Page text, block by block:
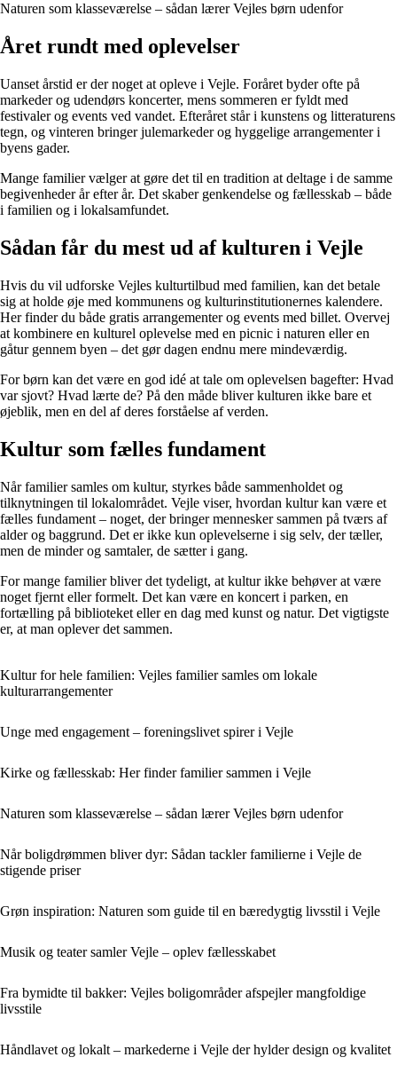
Naturen som klasseværelse – sådan lærer Vejles børn udenfor
Året rundt med oplevelser
Uanset årstid er der noget at opleve i Vejle. Foråret byder ofte på
markeder og udendørs koncerter, mens sommeren er fyldt med
festivaler og events ved vandet. Efteråret står i kunstens og litteraturens
tegn, og vinteren bringer julemarkeder og hyggelige arrangementer i
byens gader.
Mange familier vælger at gøre det til en tradition at deltage i de samme
begivenheder år efter år. Det skaber genkendelse og fællesskab – både
i familien og i lokalsamfundet.
Sådan får du mest ud af kulturen i Vejle
Hvis du vil udforske Vejles kulturtilbud med familien, kan det betale
sig at holde øje med kommunens og kulturinstitutionernes kalendere.
Her finder du både gratis arrangementer og events med billet. Overvej
at kombinere en kulturel oplevelse med en picnic i naturen eller en
gåtur gennem byen – det gør dagen endnu mere mindeværdig.
For børn kan det være en god idé at tale om oplevelsen bagefter: Hvad
var sjovt? Hvad lærte de? På den måde bliver kulturen ikke bare et
øjeblik, men en del af deres forståelse af verden.
Kultur som fælles fundament
Når familier samles om kultur, styrkes både sammenholdet og
tilknytningen til lokalområdet. Vejle viser, hvordan kultur kan være et
fælles fundament – noget, der bringer mennesker sammen på tværs af
alder og baggrund. Det er ikke kun oplevelserne i sig selv, der tæller,
men de minder og samtaler, de sætter i gang.
For mange familier bliver det tydeligt, at kultur ikke behøver at være
noget fjernt eller formelt. Det kan være en koncert i parken, en
fortælling på biblioteket eller en dag med kunst og natur. Det vigtigste
er, at man oplever det sammen.
Kultur for hele familien: Vejles familier samles om lokale
kulturarrangementer
Unge med engagement – foreningslivet spirer i Vejle
Kirke og fællesskab: Her finder familier sammen i Vejle
Naturen som klasseværelse – sådan lærer Vejles børn udenfor
Når boligdrømmen bliver dyr: Sådan tackler familierne i Vejle de
stigende priser
Grøn inspiration: Naturen som guide til en bæredygtig livsstil i Vejle
Musik og teater samler Vejle – oplev fællesskabet
Fra bymidte til bakker: Vejles boligområder afspejler mangfoldige
livsstile
Håndlavet og lokalt – markederne i Vejle der hylder design og kvalitet